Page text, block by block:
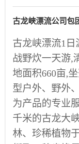
古龙峡漂流公司包
古龙峡漂流1
战野炊一天游,
地面积660亩,
型户外、野外
为产品的专业
千米的古龙大
林、珍稀植物